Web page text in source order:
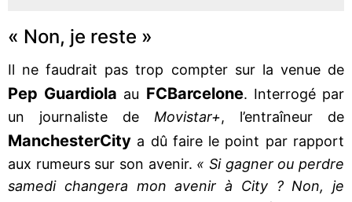
« Non, je reste »
Il ne faudrait pas trop compter sur la venue de
Pep Guardiola au FCBarcelone. Interrogé par
un journaliste de Movistar+, l’entraîneur de
ManchesterCity a dû faire le point par rapport
aux rumeurs sur son avenir. « Si gagner ou perdre
samedi changera mon avenir à City ? Non, je